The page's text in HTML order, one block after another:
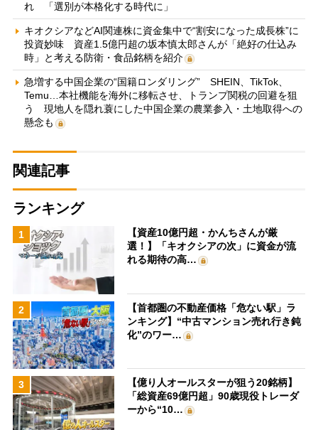
れ 「選別が本格化する時代に」
キオクシアなどAI関連株に資金集中で“割安になった成長株”に
投資妙味 資産1.5億円超の坂本慎太郎さんが「絶好の仕込み
時」と考える防衛・食品銘柄を紹介
急増する中国企業の“国籍ロンダリング” SHEIN、TikTok、
Temu…本社機能を海外に移転させ、トランプ関税の回避を狙
う 現地人を隠れ蓑にした中国企業の農業参入・土地取得への
懸念も
関連記事
ランキング
1
【資産10億円超・かんちさんが厳
選！】「キオクシアの次」に資金が流
れる期待の高…
2
【首都圏の不動産価格「危ない駅」ラ
ンキング】“中古マンション売れ行き鈍
化”のワー…
3
【億り人オールスターが狙う20銘柄】
「総資産69億円超」90歳現役トレーダ
ーから“10…